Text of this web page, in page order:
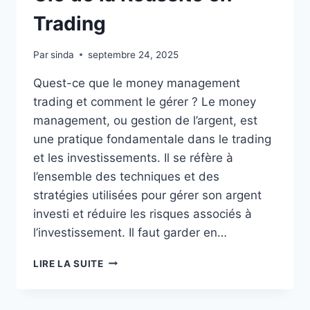
Trading
Parsinda septembre 24, 2025
Quest-ce que le money management
trading et comment le gérer ? Le money
management, ou gestion de l’argent, est
une pratique fondamentale dans le trading
et les investissements. Il se réfère à
l’ensemble des techniques et des
stratégies utilisées pour gérer son argent
investi et réduire les risques associés à
l’investissement. Il faut garder en…
LIRE LA SUITELE